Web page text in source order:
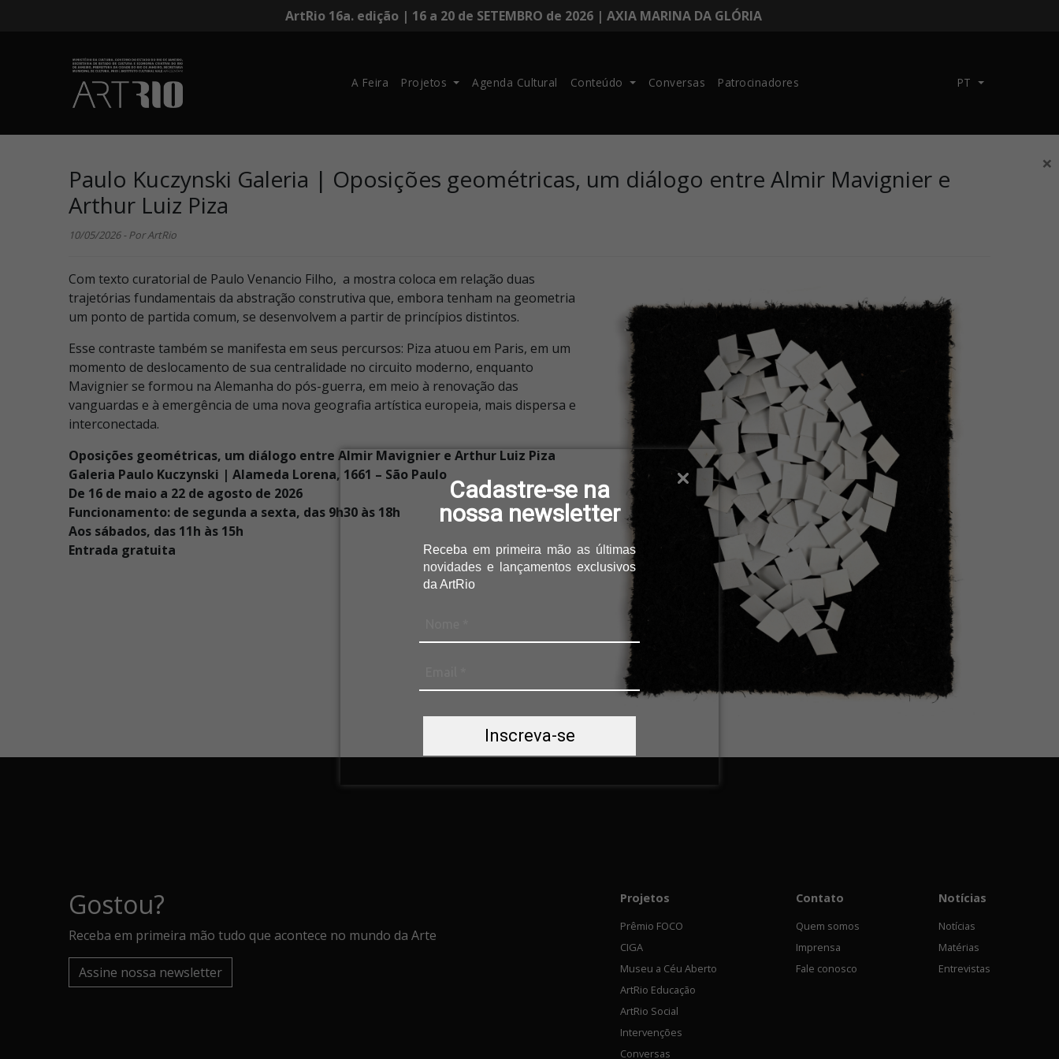
Cadastre-se na
nossa newsletter
Receba em primeira mão as últimas
novidades e lançamentos exclusivos
da ArtRio
Inscreva-se
ArtRio 16a. edição | 16 a 20 de SETEMBRO de 2026 | AXIA MARINA DA GLÓRIA
A Feira Projetos Agenda Cultural Conteúdo Conversas Patrocinadores PT
×
Paulo Kuczynski Galeria | Oposições geométricas, um diálogo entre Almir Mavignier e
Arthur Luiz Piza
10/05/2026 - Por ArtRio
Com texto curatorial de Paulo Venancio Filho, a mostra coloca em relação duas
trajetórias fundamentais da abstração construtiva que, embora tenham na geometria
um ponto de partida comum, se desenvolvem a partir de princípios distintos.
Esse contraste também se manifesta em seus percursos: Piza atuou em Paris, em um
momento de deslocamento de sua centralidade no circuito moderno, enquanto
Mavignier se formou na Alemanha do pós-guerra, em meio à renovação das
vanguardas e à emergência de uma nova geografia artística europeia, mais dispersa e
interconectada.
Oposições geométricas, um diálogo entre Almir Mavignier e Arthur Luiz Piza
Galeria Paulo Kuczynski | Alameda Lorena, 1661 – São Paulo
De 16 de maio a 22 de agosto de 2026
Funcionamento: de segunda a sexta, das 9h30 às 18h
Aos sábados, das 11h às 15h
Entrada gratuita
Gostou?
Receba em primeira mão tudo que acontece no mundo da Arte
Assine nossa newsletter
Projetos
Prêmio FOCO
CIGA
Museu a Céu Aberto
ArtRio Educação
ArtRio Social
Intervenções
Conversas
Contato
Quem somos
Imprensa
Fale conosco
Notícias
Notícias
Matérias
Entrevistas